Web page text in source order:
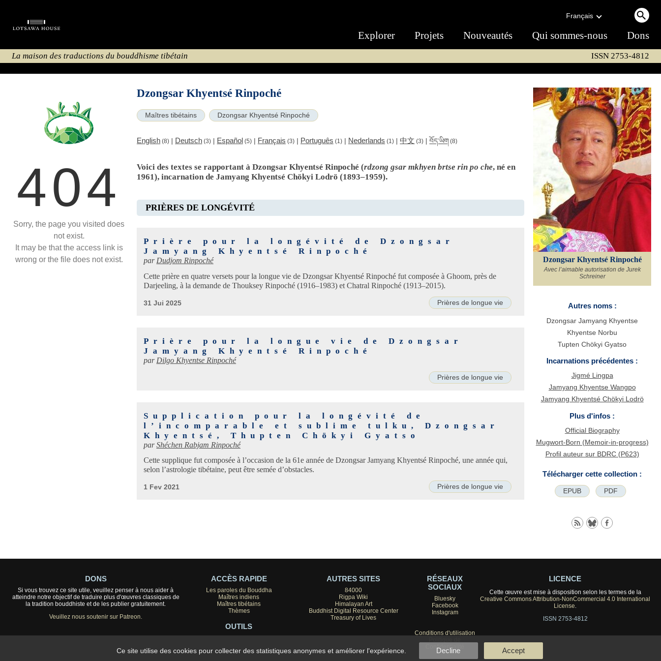
Français
Explorer Projets Nouveautés Qui sommes-nous Dons
La maison des traductions du bouddhisme tibétain ISSN 2753-4812
404
Sorry, the page you visited does
not exist.
It may be that the access link is
wrong or the file does not exist.
Dzongsar Khyentsé Rinpoché
Maîtres tibétains Dzongsar Khyentsé Rinpoché
English (8) | Deutsch (3) | Español (5) | Français (3) | Português (1) | Nederlands (1) | 中文 (3) | བོད་ཡིག (8)
Voici des textes se rapportant à Dzongsar Khyentsé Rinpoché (rdzong gsar mkhyen brtse rin po che, né en
1961), incarnation de Jamyang Khyentsé Chökyi Lodrö (1893–1959).
PRIÈRES DE LONGÉVITÉ
Prière pour la longévité de Dzongsar
Jamyang Khyentsé Rinpoché
parDudjom Rinpoché
Cette prière en quatre versets pour la longue vie de Dzongsar Khyentsé Rinpoché fut composée à Ghoom, près de
Darjeeling, à la demande de Thouksey Rinpoché (1916–1983) et Chatral Rinpoché (1913–2015).
Prières de longue vie
31 Jui 2025
Prière pour la longue vie de Dzongsar
Jamyang Khyentsé Rinpoché
par Dilgo Khyentse Rinpoché
Prières de longue vie
Supplication pour la longévité de
l’incomparable et sublime tulku, Dzongsar
Khyentsé, Thupten Chökyi Gyatso
parShéchen Rabjam Rinpoché
Cette supplique fut composée à l’occasion de la 61e année de Dzongsar Jamyang Khyentsé Rinpoché, une année qui,
selon l’astrologie tibétaine, peut être semée d’obstacles.
Prières de longue vie
1 Fev 2021
Dzongsar Khyentsé Rinpoché
Avec l’aimable autorisation de Jurek
Schreiner
Autres noms :
Dzongsar Jamyang Khyentse
Khyentse Norbu
Tupten Chökyi Gyatso
Incarnations précédentes :
Jigmé Lingpa
Jamyang Khyentse Wangpo
Jamyang Khyentsé Chökyi Lodrö
Plus d'infos :
Official Biography
Mugwort-Born (Memoir-in-progress)
Profil auteur sur BDRC (P623)
Télécharger cette collection :
EPUB PDF
DONS
Si vous trouvez ce site utile, veuillez penser à nous aider à
atteindre notre objectif de traduire plus d'œuvres classiques de
la tradition bouddhiste et de les publier gratuitement.
Veuillez nous soutenir sur Patreon.
ACCÈS RAPIDE
Les paroles du Bouddha
Maîtres indiens
Maîtres tibétains
Thèmes
OUTILS
AUTRES SITES
84000
Rigpa Wiki
Himalayan Art
Buddhist Digital Resource Center
Treasury of Lives
RÉSEAUX
SOCIAUX
Bluesky
Facebook
Instagram
Conditions d'utilisation
Confidentialité
LICENCE
Cette œuvre est mise à disposition selon les termes de la
Creative Commons Attribution-NonCommercial 4.0 International
License
ISSN 2753-4812
Ce site utilise des cookies pour collecter des statistiques anonymes et améliorer l'expérience. Decline Accept